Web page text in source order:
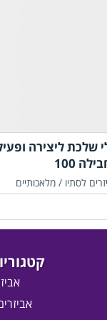
שלכת ליצירה
100
לסתיו / מלאכותיים